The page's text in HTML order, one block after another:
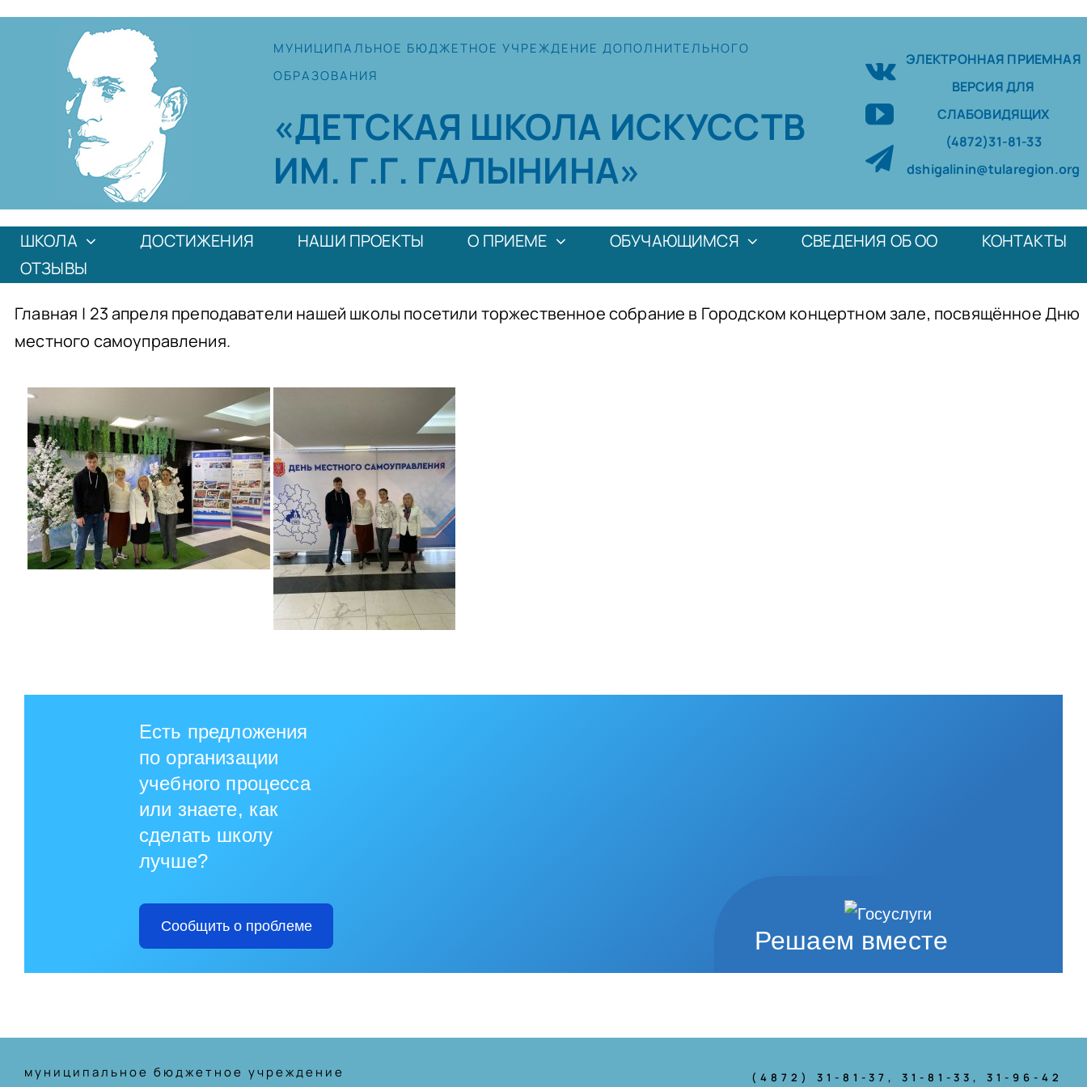
Skip
МУНИЦИПАЛЬНОЕ БЮДЖЕТНОЕ УЧРЕЖДЕНИЕДОПОЛНИТЕЛЬНОГО
ОБРАЗОВАНИЯ
«ДЕТСКАЯ ШКОЛА ИСКУССТВ
ИМ. Г.Г. ГАЛЫНИНА»
ЭЛЕКТРОННАЯ ПРИЕМНАЯ
ВЕРСИЯ ДЛЯ
СЛАБОВИДЯЩИХ
(4872)31-81-33
dshigalinin@tularegion.org
ШКОЛА ДОСТИЖЕНИЯ НАШИ ПРОЕКТЫ О ПРИЕМЕ ОБУЧАЮЩИМСЯ СВЕДЕНИЯ ОБ ОО
КОНТАКТЫ
ОТЗЫВЫ
Главная | 23 апреля преподаватели нашей школы посетили торжественное собрание в Городском концертном зале, посвящённое Дню
местного самоуправления.
Решаем вместе
Есть предложения
по организации
учебного процесса
или знаете, как
сделать школу
лучше?
Сообщить о проблеме
муниципальное бюджетное учреждение (4872) 31-81-37, 31-81-33, 31-96-42